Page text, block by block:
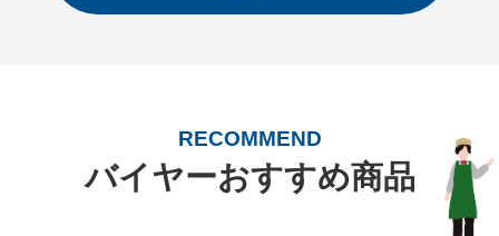
RECOMMEND
バイヤーおすすめ商品